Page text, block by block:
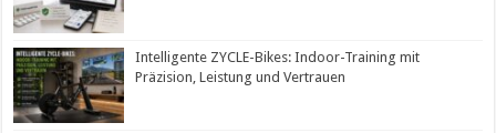
Intelligente ZYCLE-Bikes: Indoor-Training mit
Präzision, Leistung und Vertrauen